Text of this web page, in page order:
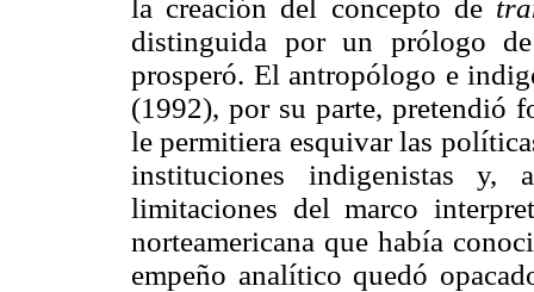
la creación del concepto de
distinguida por un prólogo
prosperó. El antropólogo e
(1992), por su parte, pretendió
le permitiera esquivar las
instituciones indigenistas y,
limitaciones del marco
norteamericana que había
empeño analítico quedó